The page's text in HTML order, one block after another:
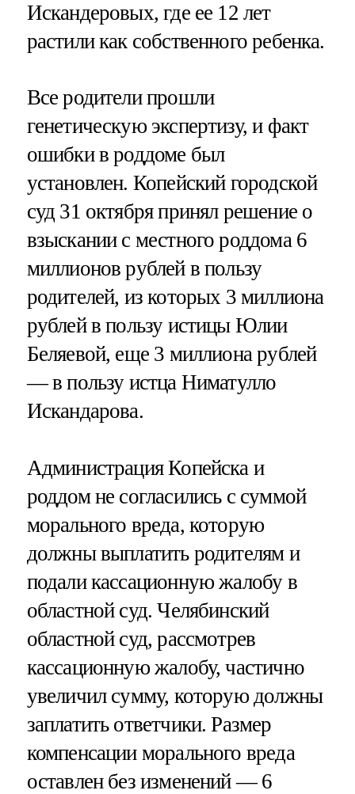
Искандеровых, где ее 12 лет
растили как собственного ребенка.
Все родители прошли
генетическую экспертизу, и факт
ошибки в роддоме был
установлен. Копейский городской
суд 31 октября принял решение о
взыскании с местного роддома 6
миллионов рублей в пользу
родителей, из которых 3 миллиона
рублей в пользу истицы Юлии
Беляевой, еще 3 миллиона рублей
— в пользу истца Ниматулло
Искандарова.
Администрация Копейска и
роддом не согласились с суммой
морального вреда, которую
должны выплатить родителям и
подали кассационную жалобу в
областной суд. Челябинский
областной суд, рассмотрев
кассационную жалобу, частично
увеличил сумму, которую должны
заплатить ответчики. Размер
компенсации морального вреда
оставлен без изменений — 6